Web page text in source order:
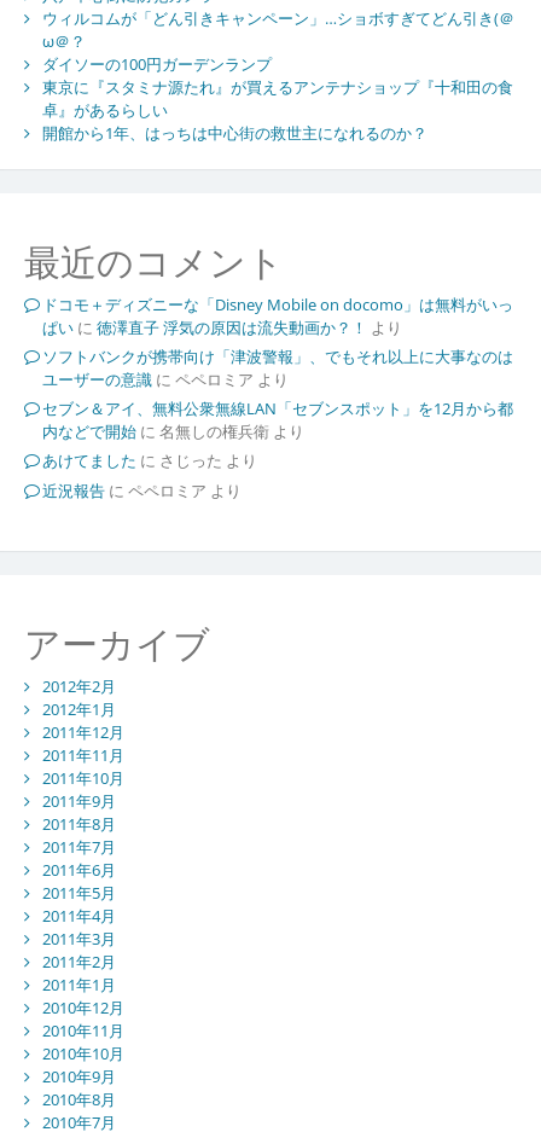
ウィルコムが「どん引きキャンペーン」…ショボすぎてどん引き(＠
ω＠？
ダイソーの100円ガーデンランプ
東京に『スタミナ源たれ』が買えるアンテナショップ『十和田の食
卓』があるらしい
開館から1年、はっちは中心街の救世主になれるのか？
最近のコメント
ドコモ＋ディズニーな「Disney Mobile on docomo」は無料がいっ
ぱいに 徳澤直子 浮気の原因は流失動画か？！ より
ソフトバンクが携帯向け「津波警報」、でもそれ以上に大事なのは
ユーザーの意識に ペペロミア より
セブン＆アイ、無料公衆無線LAN「セブンスポット」を12月から都
内などで開始に 名無しの権兵衛より
あけてました に さじった より
近況報告に ペペロミア より
アーカイブ
2012年2月
2012年1月
2011年12月
2011年11月
2011年10月
2011年9月
2011年8月
2011年7月
2011年6月
2011年5月
2011年4月
2011年3月
2011年2月
2011年1月
2010年12月
2010年11月
2010年10月
2010年9月
2010年8月
2010年7月